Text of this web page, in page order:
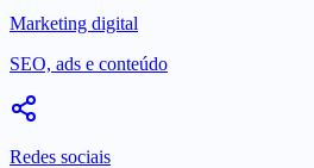
Marketing digital
SEO, ads e conteúdo
Redes sociais